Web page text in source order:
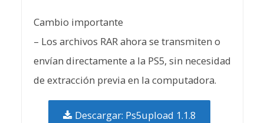
Cambio importante
– Los archivos RAR ahora se transmiten o
envían directamente a la PS5, sin necesidad
de extracción previa en la computadora.
Descargar: Ps5upload 1.1.8